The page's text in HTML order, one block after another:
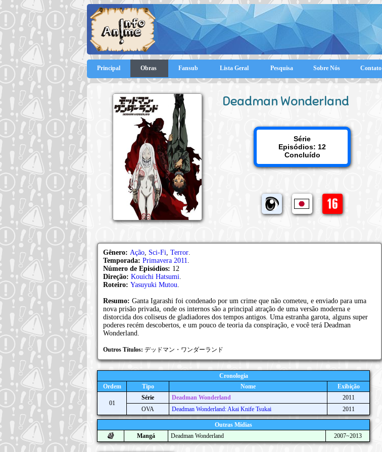
Principal Obras Fansub Lista Geral Pesquisa Sobre Nós Contato
Deadman Wonderland
Série
Episódios: 12
Concluído
Gênero: Ação, Sci-Fi, Terror.
Temporada: Primavera 2011.
Número de Episódios: 12
Direção: Kouichi Hatsumi.
Roteiro: Yasuyuki Mutou.
Resumo: Ganta Igarashi foi condenado por um crime que não cometeu, e enviado para uma
nova prisão privada, onde os internos são a principal atração de uma versão moderna e
distorcida dos coliseus de gladiadores dos tempos antigos. Uma estranha garota, alguns super
poderes recém descobertos, e um pouco de teoria da conspiração, e você terá Deadman
Wonderland.
Outros Títulos: デッドマン・ワンダーランド
Cronologia
Ordem
Tipo Nome Exibição
01
Série Deadman Wonderland
2011
OVA
Deadman Wonderland: Akai Knife Tsukai 2011
Outras Mídias
Mangá
Deadman Wonderland 2007~2013